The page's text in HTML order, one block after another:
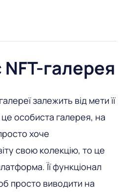
галерея
залежить від мети її
особиста галерея, на
хоче
свою колекцію, то це
Її функціонал
просто виводити на